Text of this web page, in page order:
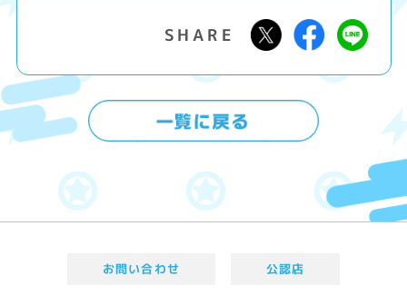
お問い合わせ 公認店